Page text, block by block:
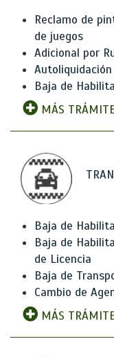
Reclamo de
de juegos
Adicional por
Baja de
MÁS
Baja de
Baja de
de Licencia
Baja de
Cambio de
MÁS